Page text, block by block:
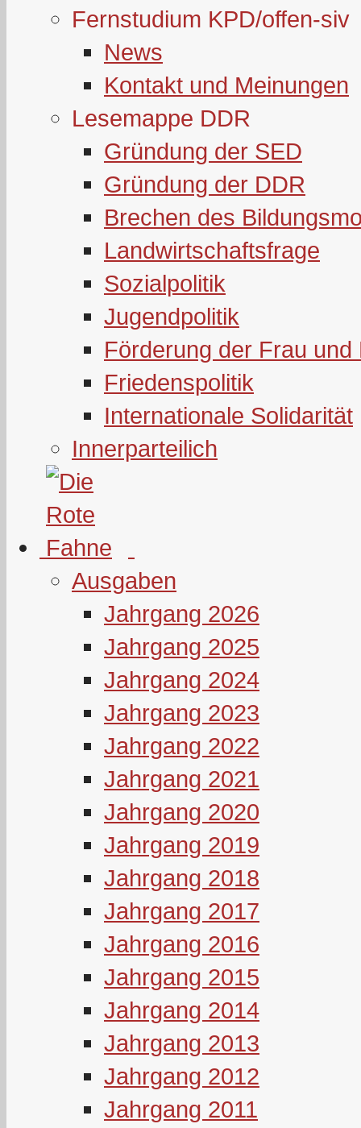
Fernstudium KPD/offen-siv
News
Kontakt und Meinungen
Lesemappe DDR
Gründung der SED
Gründung der DDR
Brechen des
Landwirtschaftsfrage
Sozialpolitik
Jugendpolitik
Förderung der Frau und
Friedenspolitik
Internationale Solidarität
Innerparteilich
Ausgaben
Jahrgang 2026
Jahrgang 2025
Jahrgang 2024
Jahrgang 2023
Jahrgang 2022
Jahrgang 2021
Jahrgang 2020
Jahrgang 2019
Jahrgang 2018
Jahrgang 2017
Jahrgang 2016
Jahrgang 2015
Jahrgang 2014
Jahrgang 2013
Jahrgang 2012
Jahrgang 2011